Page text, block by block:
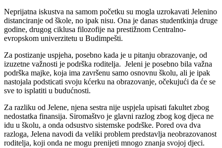
Neprijatna iskustva na samom početku su mogla uzrokavati Jelenino
distanciranje od škole, no ipak nisu. Ona je danas studentkinja druge
godine, drugog ciklusa filozofije na prestižnom Centralno-
evropskom univerzitetu u Budimpešti.
Za postizanje uspjeha, posebno kada je u pitanju obrazovanje, od
izuzetne važnosti je podrška roditelja. Jeleni je posebno bila važna
podrška majke, koja ima završenu samo osnovnu školu, ali je ipak
nastojala podsticati svoju kćerku na obrazovanje, očekujući da će se
sve to isplatiti u budućnosti.
Za razliku od Jelene, njena sestra nije uspjela upisati fakultet zbog
nedostatka finansija. Siromaštvo je glavni razlog zbog kog djeca ne
idu u školu, a onda odsustvo sistemske podrške. Pored ova dva
razloga, Jelena navodi da veliki problem predstavlja neobrazovanost
roditelja, koji onda ne mogu prenijeti mnogo znanja svojoj djeci.